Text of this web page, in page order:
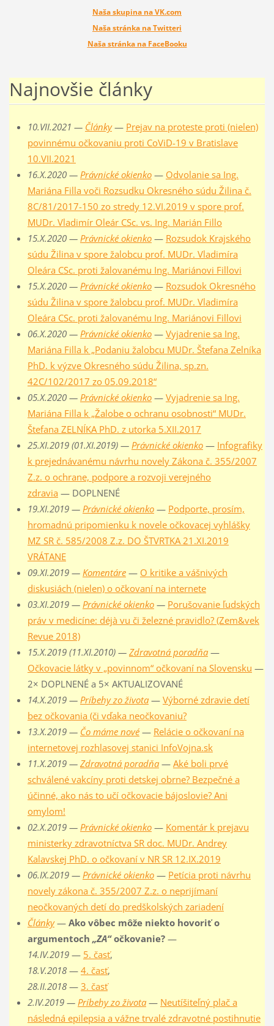
Naša skupina na VK.com
Naša stránka na Twitteri
Naša stránka na FaceBooku
Najnovšie články
10.VII.2021 — Články— Prejav na proteste proti (nielen)
povinnému očkovaniu proti CoViD-19 v Bratislave
10.VII.2021
16.X.2020 — Právnické okienko— Odvolanie sa Ing.
Mariána Filla voči Rozsudku Okresného súdu Žilina č.
8C/81/2017-150 zo stredy 12.VI.2019 v spore prof.
MUDr. Vladimír Oleár CSc. vs. Ing. Marián Fillo
15.X.2020 — Právnické okienko— Rozsudok Krajského
súdu Žilina v spore žalobcu prof. MUDr. Vladimíra
Oleára CSc. proti žalovanému Ing. Mariánovi Fillovi
15.X.2020 — Právnické okienko— Rozsudok Okresného
súdu Žilina v spore žalobcu prof. MUDr. Vladimíra
Oleára CSc. proti žalovanému Ing. Mariánovi Fillovi
06.X.2020 — Právnické okienko— Vyjadrenie sa Ing.
Mariána Filla k „Podaniu žalobcu MUDr. Štefana Zelníka
PhD. k výzve Okresného súdu Žilina, sp.zn.
42C/102/2017 zo 05.09.2018“
05.X.2020 — Právnické okienko— Vyjadrenie sa Ing.
Mariána Filla k „Žalobe o ochranu osobnosti“ MUDr.
Štefana ZELNÍKA PhD. z utorka 5.XII.2017
25.XI.2019 (01.XI.2019) — Právnické okienko— Infografiky
k prejednávanému návrhu novely Zákona č. 355/2007
Z.z. o ochrane, podpore a rozvoji verejného
zdravia — DOPLNENÉ
19.XI.2019 — Právnické okienko— Podporte, prosím,
hromadnú pripomienku k novele očkovacej vyhlášky
MZ SR č. 585/2008 Z.z. DO ŠTVRTKA 21.XI.2019
VRÁTANE
09.XI.2019 — Komentáre— O kritike a vášnivých
diskusiách (nielen) o očkovaní na internete
03.XI.2019 — Právnické okienko— Porušovanie ľudských
práv v medicíne: déjà vu či železné pravidlo? (Zem&vek
Revue 2018)
15.X.2019 (11.XI.2010) — Zdravotná poradňa—
Očkovacie látky v „povinnom“ očkovaní na Slovensku —
2× DOPLNENÉ a 5× AKTUALIZOVANÉ
14.X.2019 — Príbehy zo života— Výborné zdravie detí
bez očkovania (či vďaka neočkovaniu?
13.X.2019 — Čo máme nové— Relácie o očkovaní na
internetovej rozhlasovej stanici InfoVojna.sk
11.X.2019 — Zdravotná poradňa— Aké boli prvé
schválené vakcíny proti detskej obrne? Bezpečné a
účinné, ako nás to učí očkovacie bájoslovie? Ani
omylom!
02.X.2019 — Právnické okienko— Komentár k prejavu
ministerky zdravotníctva SR doc. MUDr. Andrey
Kalavskej PhD. o očkovaní v NR SR 12.IX.2019
06.IX.2019 — Právnické okienko— Petícia proti návrhu
novely zákona č. 355/2007 Z.z. o neprijímaní
neočkovaných detí do predškolských zariadení
Články— Ako vôbec môže niekto hovoriť o
argumentoch „ZA“očkovanie?—
14.IV.2019— 5. časť,
18.V.2018— 4. časť,
28.II.2018— 3. časť
2.IV.2019 — Príbehy zo života— Neutíšiteľný plač a
následná epilepsia a vážne trvalé zdravotné postihnutie